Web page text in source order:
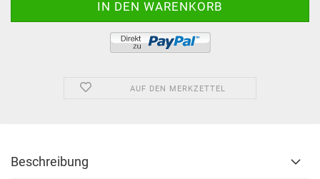
AUF DEN MERKZETTEL
Beschreibung